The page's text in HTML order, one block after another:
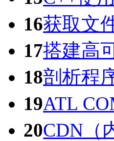
16获取文
17搭建高
18剖析程
19ATL
20CDN（